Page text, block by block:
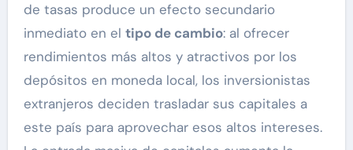
de tasas produce un efecto secundario
inmediato en el tipo de cambio: al ofrecer
rendimientos más altos y atractivos por los
depósitos en moneda local, los inversionistas
extranjeros deciden trasladar sus capitales a
este país para aprovechar esos altos intereses.